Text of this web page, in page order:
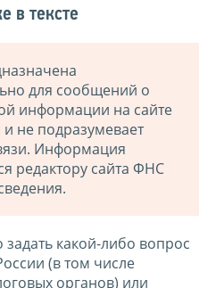
в тексте
для сообщений о
информации на сайте
не подразумевает
Информация
редактору сайта ФНС
какой-либо вопрос
(в том числе
органов) или